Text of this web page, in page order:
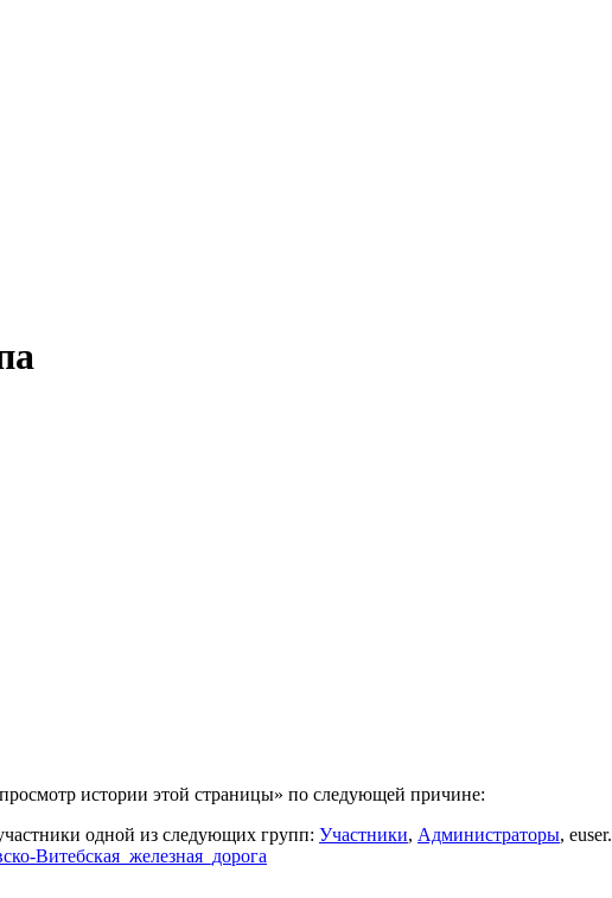
истории этой страницы» по следующей причине:
одной из следующих групп: Участники, Администраторы, euser.
Витебская_железная_дорога